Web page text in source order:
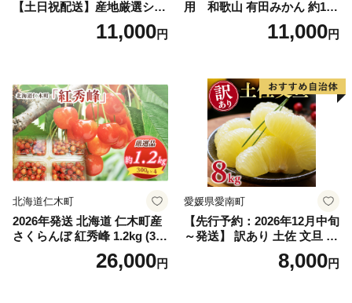
【土日祝配送】産地厳選シャ
インマスカット1.2kg～1.3kg
（2房～3房）※沖縄・離島配
笛吹市 山梨県 フルーツ 果物
ぶどう 葡萄 大粒 シャインマ
スカット おすすめ シャイン
マスカット 贈答 ギフト 産地
笛吹市 シャインマスカット
笛吹 葡萄 国産 ぶどう 人気
国産 1.2kg 先行｜
11,000円
用 和歌山 有田みかん 約10k
g (2L、3Lサイズ)【湯浅町】
11,000円
北海道仁木町
2026年発送 北海道 仁木町産
さくらんぼ 紅秀峰 1.2kg (300
g×4パック) Lサイズ以上 旬
桜桃 産地直送 サクランボ チ
26,000円
愛媛県愛南町
【先行予約：2026年12月中旬
～発送】 訳あり 土佐 文旦 8k
g (Mサイズ以上サイズミック
ス) 8000円 わけあり ぶんた
8,000円